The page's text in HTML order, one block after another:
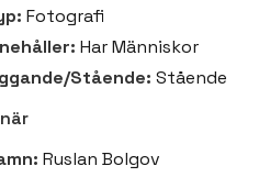
Fotografi
Har Människor
Stående: Stående
Ruslan Bolgov